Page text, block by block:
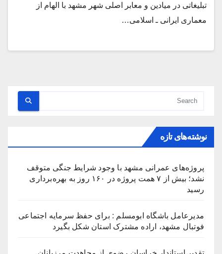
تبلیغاتی در میادین و معابر اصلی شهر مشهد با الهام از
معماری ایرانی ـ اسلامی…
نوشته‌های تازه
پروژه‌های عمرانی مشهد با وجود شرایط جنگی متوقف
نشد؛ بیش از ۷ همت پروژه در ۱۶۰ روز به بهره‌برداری
رسید
مدیرعامل باشگاه ابومسلم : برای حفظ سرمایه اجتماعی
فوتبال مشهد، اراده مشترک استان شکل بگیرد